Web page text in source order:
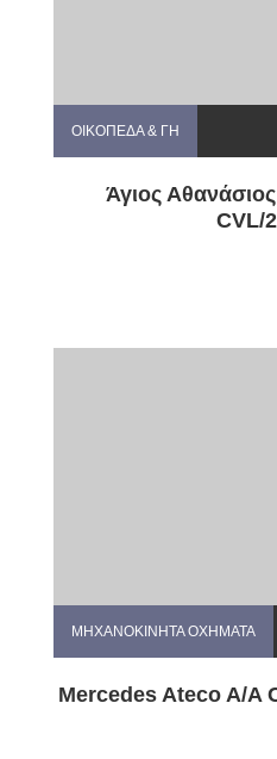
ΟΙΚΌΠΕΔΑ & ΓΗ
Άγιος
CVL/
ΜΗΧΑΝΟΚΊΝΗΤΑ ΟΧΉΜΑΤΑ
Mercedes Ateco A/A